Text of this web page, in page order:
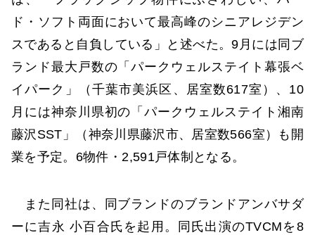
ド・ソフト両面において最高峰のシニアレジデン
スであると自負している」と述べた。9月には同ブ
ランド最大戸数の「パークウェルステイト幕張ベ
イパーク」（千葉市美浜区、居室数617室）、10
月には神奈川県初の「パークウェルステイト湘南
藤沢SST」（神奈川県藤沢市、居室数566室）も開
業を予定。6物件・2,591戸体制となる。
また同社は、同ブランドのブランドアンバサダ
ーに吉永 小百合氏を起用。同氏出演のTVCMを8